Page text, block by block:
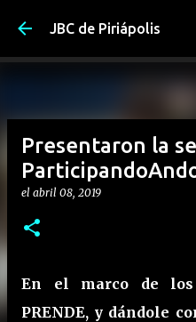
Ir al
JBC de Piriápolis
Presentaron la
el abril 08, 2019
En el marco de los
PRENDE, y dándole